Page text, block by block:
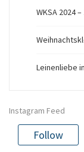
WKSA 2024
Leinenliebe
Instagram Feed
Follow